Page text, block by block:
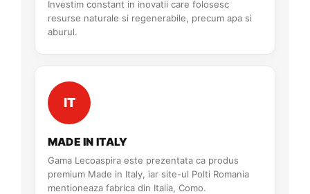
Investim constant in inovatii care folosesc
resurse naturale si regenerabile, precum apa si
aburul.
IT
MADE IN ITALY
Gama Lecoaspira este prezentata ca produs
premium Made in Italy, iar site-ul Polti Romania
mentioneaza fabrica din Italia, Como.